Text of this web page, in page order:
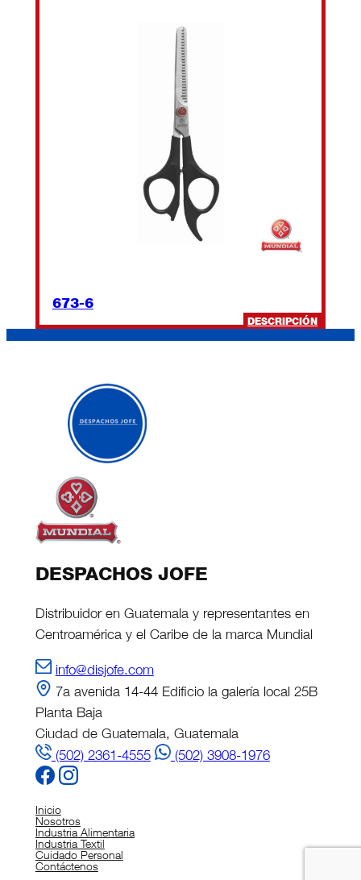
673-6
DESCRIPCIÓN:
DESPACHOS JOFE
Distribuidor en Guatemala y representantes en
Centroamérica y el Caribe de la marca Mundial
info@disjofe.com
7a avenida 14-44 Edificio la galería local 25B
Planta Baja
Ciudad de Guatemala, Guatemala
(502) 2361-4555
(502) 3908-1976
Inicio
Nosotros
Industria Alimentaria
Industria Textil
Cuidado Personal
Contáctenos